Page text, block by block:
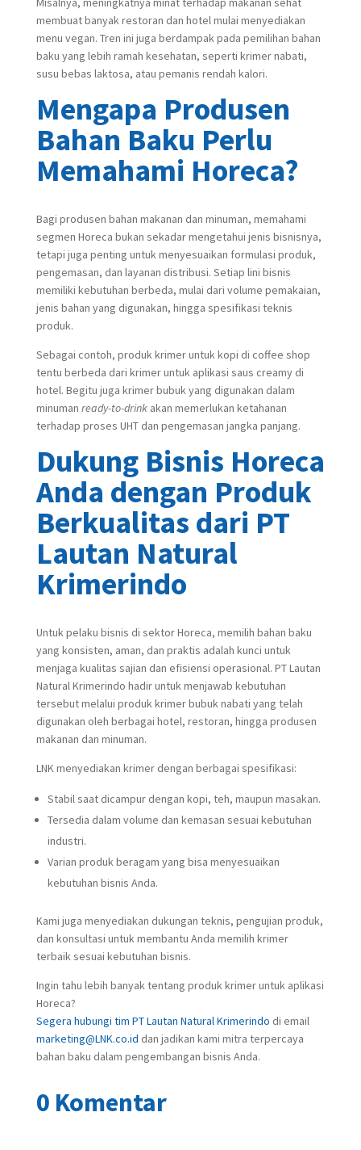
membuat banyak restoran dan hotel mulai menyediakan
menu vegan. Tren ini juga berdampak pada pemilihan bahan
baku yang lebih ramah kesehatan, seperti krimer nabati,
susu bebas laktosa, atau pemanis rendah kalori.
Mengapa Produsen
Bahan Baku Perlu
Memahami Horeca?
Bagi produsen bahan makanan dan minuman, memahami
segmen Horeca bukan sekadar mengetahui jenis bisnisnya,
tetapi juga penting untuk menyesuaikan formulasi produk,
pengemasan, dan layanan distribusi. Setiap lini bisnis
memiliki kebutuhan berbeda, mulai dari volume pemakaian,
jenis bahan yang digunakan, hingga spesifikasi teknis
produk.
Sebagai contoh, produk krimer untuk kopi di coffee shop
tentu berbeda dari krimer untuk aplikasi saus creamy di
hotel. Begitu juga krimer bubuk yang digunakan dalam
minuman ready-to-drinkakan memerlukan ketahanan
terhadap proses UHT dan pengemasan jangka panjang.
Dukung Bisnis Horeca
Anda dengan Produk
Berkualitas dari PT
Lautan Natural
Krimerindo
Untuk pelaku bisnis di sektor Horeca, memilih bahan baku
yang konsisten, aman, dan praktis adalah kunci untuk
menjaga kualitas sajian dan efisiensi operasional. PT Lautan
Natural Krimerindo hadir untuk menjawab kebutuhan
tersebut melalui produk krimer bubuk nabati yang telah
digunakan oleh berbagai hotel, restoran, hingga produsen
makanan dan minuman.
LNK menyediakan krimer dengan berbagai spesifikasi:
Stabil saat dicampur dengan kopi, teh, maupun masakan.
Tersedia dalam volume dan kemasan sesuai kebutuhan
industri.
Varian produk beragam yang bisa menyesuaikan
kebutuhan bisnis Anda.
Kami juga menyediakan dukungan teknis, pengujian produk,
dan konsultasi untuk membantu Anda memilih krimer
terbaik sesuai kebutuhan bisnis.
Ingin tahu lebih banyak tentang produk krimer untuk aplikasi
Horeca?
Segera hubungi tim PT Lautan Natural Krimerindo di email
marketing@LNK.co.id dan jadikan kami mitra terpercaya
bahan baku dalam pengembangan bisnis Anda.
0 Komentar